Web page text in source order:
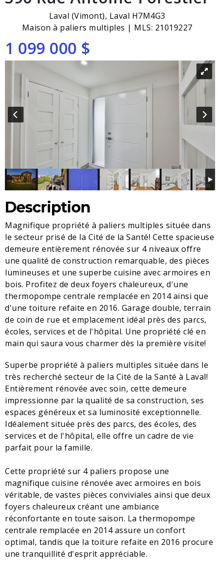
Laval (Vimont), Laval H7M4G3
Maison à paliers multiples | MLS: 21019227
1 099 000 $
Description
Magnifique propriété à paliers multiples située dans
le secteur prisé de la Cité de la Santé! Cette spacieuse
demeure entièrement rénovée sur 4 niveaux offre
une qualité de construction remarquable, des pièces
lumineuses et une superbe cuisine avec armoires en
bois. Profitez de deux foyers chaleureux, d'une
thermopompe centrale remplacée en 2014 ainsi que
d'une toiture refaite en 2016. Garage double, terrain
de coin de rue et emplacement idéal près des parcs,
écoles, services et de l'hôpital. Une propriété clé en
main qui saura vous charmer dès la première visite!
Superbe propriété à paliers multiples située dans le
très recherché secteur de la Cité de la Santé à Laval!
Entièrement rénovée avec soin, cette demeure
impressionne par la qualité de sa construction, ses
espaces généreux et sa luminosité exceptionnelle.
Idéalement située près des parcs, des écoles, des
services et de l'hôpital, elle offre un cadre de vie
parfait pour la famille.
Cette propriété sur 4 paliers propose une
magnifique cuisine rénovée avec armoires en bois
véritable, de vastes pièces conviviales ainsi que deux
foyers chaleureux créant une ambiance
réconfortante en toute saison. La thermopompe
centrale remplacée en 2014 assure un confort
optimal, tandis que la toiture refaite en 2016 procure
une tranquillité d'esprit appréciable.